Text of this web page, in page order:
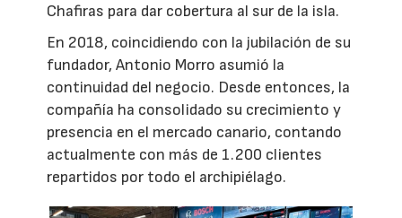
Chafiras para dar cobertura al sur de la isla.
En 2018, coincidiendo con la jubilación de su
fundador, Antonio Morro asumió la
continuidad del negocio. Desde entonces, la
compañía ha consolidado su crecimiento y
presencia en el mercado canario, contando
actualmente con más de 1.200 clientes
repartidos por todo el archipiélago.